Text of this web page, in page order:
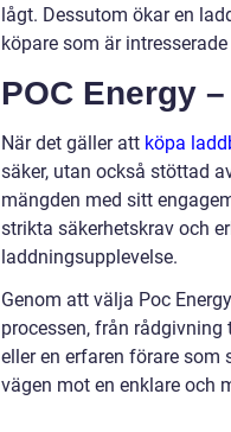
lågt. Dessutom ökar en
köpare som är
POC Energy
När det gäller att köpa
säker, utan också stöttad
mängden med sitt
strikta säkerhetskrav och
laddningsupplevelse.
Genom att välja Poc
processen, från
eller en erfaren förare som
vägen mot en enklare och